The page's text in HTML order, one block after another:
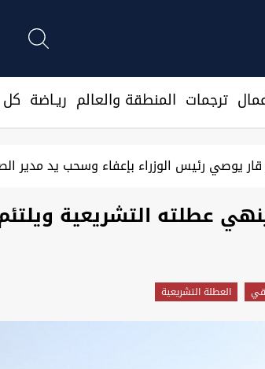
ترجمات المنطقة والعالم ريـاضة كل
يوصي رئيس الوزراء بإعفاء وسحب يد مدير
عطلته التشريعية
العطلة التشريعية